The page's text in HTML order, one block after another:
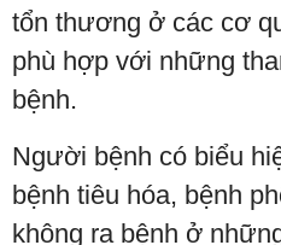
tổn thương ở các cơ
phù hợp với những
bệnh.
Người bệnh có biểu
bệnh tiêu hóa, bệnh
không ra bệnh ở